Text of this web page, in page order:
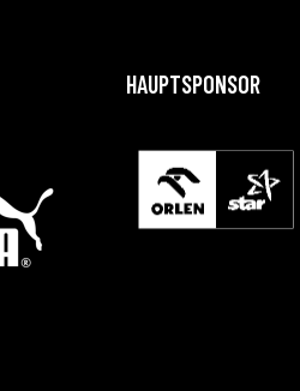
HAUPTSPONSOR